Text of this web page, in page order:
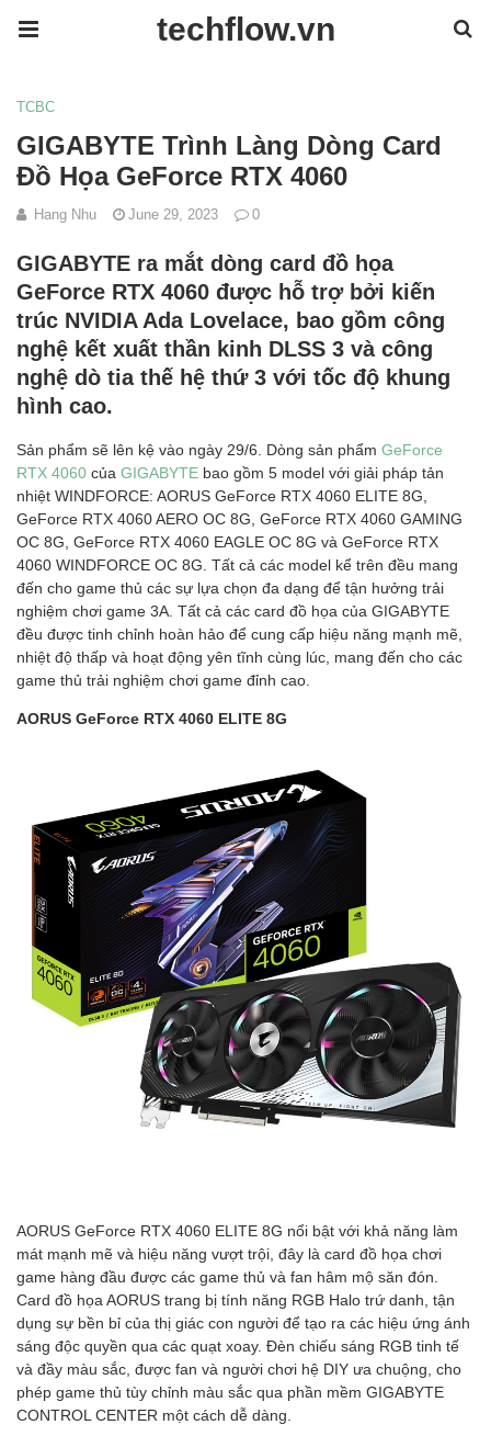
techflow.vn
TCBC
GIGABYTE Trình Làng Dòng Card
Đồ Họa GeForce RTX 4060
Hang Nhu June 29, 2023 0
GIGABYTE ra mắt dòng card đồ họa
GeForce RTX 4060 được hỗ trợ bởi kiến
trúc NVIDIA Ada Lovelace, bao gồm công
nghệ kết xuất thần kinh DLSS 3 và công
nghệ dò tia thế hệ thứ 3 với tốc độ khung
hình cao.
Sản phẩm sẽ lên kệ vào ngày 29/6. Dòng sản phẩm GeForce
RTX 4060 của GIGABYTE bao gồm 5 model với giải pháp tản
nhiệt WINDFORCE: AORUS GeForce RTX 4060 ELITE 8G,
GeForce RTX 4060 AERO OC 8G, GeForce RTX 4060 GAMING
OC 8G, GeForce RTX 4060 EAGLE OC 8G và GeForce RTX
4060 WINDFORCE OC 8G. Tất cả các model kể trên đều mang
đến cho game thủ các sự lựa chọn đa dạng để tận hưởng trải
nghiệm chơi game 3A. Tất cả các card đồ họa của GIGABYTE
đều được tinh chỉnh hoàn hảo để cung cấp hiệu năng mạnh mẽ,
nhiệt độ thấp và hoạt động yên tĩnh cùng lúc, mang đến cho các
game thủ trải nghiệm chơi game đỉnh cao.
AORUS GeForce RTX 4060 ELITE 8G
AORUS GeForce RTX 4060 ELITE 8G nổi bật với khả năng làm
mát mạnh mẽ và hiệu năng vượt trội, đây là card đồ họa chơi
game hàng đầu được các game thủ và fan hâm mộ săn đón.
Card đồ họa AORUS trang bị tính năng RGB Halo trứ danh, tận
dụng sự bền bỉ của thị giác con người để tạo ra các hiệu ứng ánh
sáng độc quyền qua các quạt xoay. Đèn chiếu sáng RGB tinh tế
và đầy màu sắc, được fan và người chơi hệ DIY ưa chuộng, cho
phép game thủ tùy chỉnh màu sắc qua phần mềm GIGABYTE
CONTROL CENTER một cách dễ dàng.